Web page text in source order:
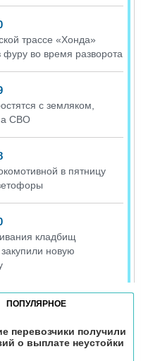
трассе «Хонда»
фуру во время разворота
с земляком,
СВО
в пятницу
кладбищ
новую
кешбэка создает
ПОПУЛЯРНОЕ
перевозчики получили
о выплате неустойки